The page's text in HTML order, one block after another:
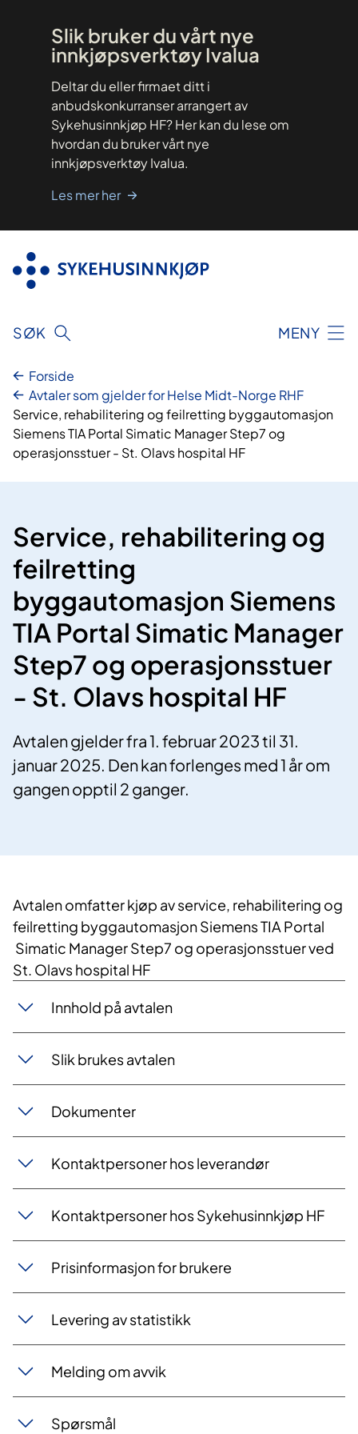
Slik bruker du vårt nye
innkjøpsverktøy Ivalua
Deltar du eller firmaet ditt i
anbudskonkurranser arrangert av
Sykehusinnkjøp HF? Her kan du lese om
hvordan du bruker vårt nye
innkjøpsverktøy Ivalua.
Les mer her
SØK MENY
Forside
Avtaler som gjelder for Helse Midt-Norge RHF
Service, rehabilitering og feilretting byggautomasjon
Siemens TIA Portal Simatic Manager Step7 og
operasjonsstuer - St. Olavs hospital HF
Service, rehabilitering og
feilretting
byggautomasjon Siemens
TIA Portal Simatic Manager
Step7 og operasjonsstuer
- St. Olavs hospital HF
Avtalen gjelder fra 1. februar 2023 til 31.
januar 2025. Den kan forlenges med 1 år om
gangen opptil 2 ganger.
Avtalen omfatter kjøp av service, rehabilitering og
feilretting byggautomasjon Siemens TIA Portal
Simatic Manager Step7 og operasjonsstuer ved
St. Olavs hospital HF
Innhold på avtalen
Slik brukes avtalen
Dokumenter
Kontaktpersoner hos leverandør
Kontaktpersoner hos Sykehusinnkjøp HF
Prisinformasjon for brukere
Levering av statistikk
Melding om avvik
Spørsmål